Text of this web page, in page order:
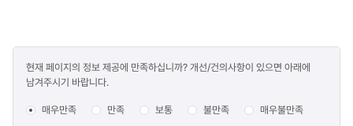
만족도
조사
현재 페이지의 정보 제공에 만족하십니까? 개선/건의사항이 있으면 아래에
남겨주시기 바랍니다.
매우만족 만족 보통 불만족 매우불만족